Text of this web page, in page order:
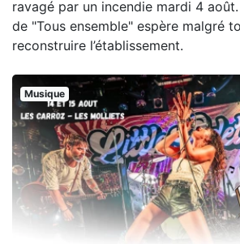
ravagé par un incendie mardi 4 août.
de "Tous ensemble" espère malgré
reconstruire l’établissement.
Musique